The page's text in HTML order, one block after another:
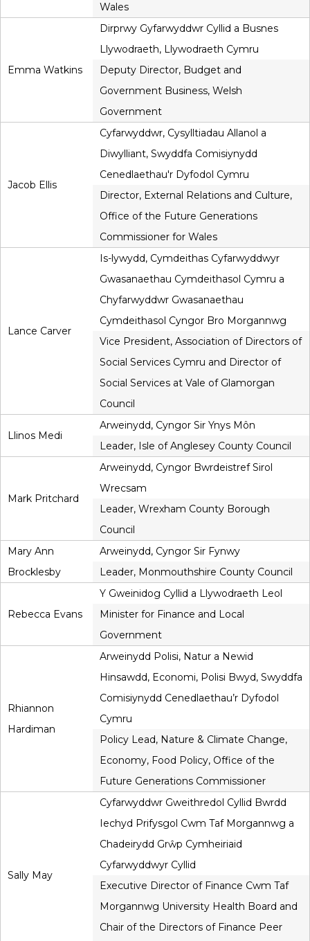
Wales
Emma Watkins
Dirprwy Gyfarwyddwr Cyllid a Busnes
Llywodraeth, Llywodraeth Cymru
Deputy Director, Budget and
Government Business, Welsh
Government
Jacob Ellis
Cyfarwyddwr, Cysylltiadau Allanol a
Diwylliant, Swyddfa Comisiynydd
Cenedlaethau'r Dyfodol Cymru
Director, External Relations and Culture,
Office of the Future Generations
Commissioner for Wales
Lance Carver
Is-lywydd, Cymdeithas Cyfarwyddwyr
Gwasanaethau Cymdeithasol Cymru a
Chyfarwyddwr Gwasanaethau
Cymdeithasol Cyngor Bro Morgannwg
Vice President, Association of Directors of
Social Services Cymru and Director of
Social Services at Vale of Glamorgan
Council
Llinos Medi
Arweinydd, Cyngor Sir Ynys Môn
Leader, Isle of Anglesey County Council
Mark Pritchard
Arweinydd, Cyngor Bwrdeistref Sirol
Wrecsam
Leader, Wrexham County Borough
Council
Mary Ann
Brocklesby
Arweinydd, Cyngor Sir Fynwy
Leader, Monmouthshire County Council
Rebecca Evans
Y Gweinidog Cyllid a Llywodraeth Leol
Minister for Finance and Local
Government
Rhiannon
Hardiman
Arweinydd Polisi, Natur a Newid
Hinsawdd, Economi, Polisi Bwyd, Swyddfa
Comisiynydd Cenedlaethau’r Dyfodol
Cymru
Policy Lead, Nature & Climate Change,
Economy, Food Policy, Office of the
Future Generations Commissioner
Sally May
Cyfarwyddwr Gweithredol Cyllid Bwrdd
Iechyd Prifysgol Cwm Taf Morgannwg a
Chadeirydd Grŵp Cymheiriaid
Cyfarwyddwyr Cyllid
Executive Director of Finance Cwm Taf
Morgannwg University Health Board and
Chair of the Directors of Finance Peer